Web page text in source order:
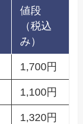
値段
（税込
み）
1,700円
1,100円
1,320円